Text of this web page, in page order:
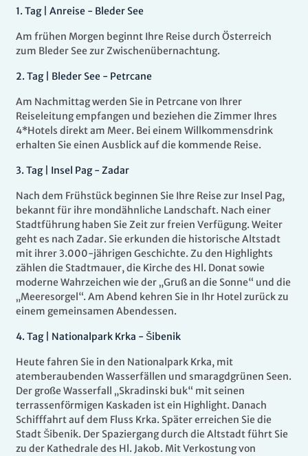
1. Tag | Anreise - Bleder See
Am frühen Morgen beginnt Ihre Reise durch Österreich
zum Bleder See zur Zwischenübernachtung.
2. Tag | Bleder See - Petrcane
Am Nachmittag werden Sie in Petrcane von Ihrer
Reiseleitung empfangen und beziehen die Zimmer Ihres
4*Hotels direkt am Meer. Bei einem Willkommensdrink
erhalten Sie einen Ausblick auf die kommende Reise.
3. Tag | Insel Pag - Zadar
Nach dem Frühstück beginnen Sie Ihre Reise zur Insel Pag,
bekannt für ihre mondähnliche Landschaft. Nach einer
Stadtführung haben Sie Zeit zur freien Verfügung. Weiter
geht es nach Zadar. Sie erkunden die historische Altstadt
mit ihrer 3.000-jährigen Geschichte. Zu den Highlights
zählen die Stadtmauer, die Kirche des Hl. Donat sowie
moderne Wahrzeichen wie der „Gruß an die Sonne“ und die
„Meeresorgel“. Am Abend kehren Sie in Ihr Hotel zurück zu
einem gemeinsamen Abendessen.
4. Tag | Nationalpark Krka - Šibenik
Heute fahren Sie in den Nationalpark Krka, mit
atemberaubenden Wasserfällen und smaragdgrünen Seen.
Der große Wasserfall „Skradinski buk“ mit seinen
terrassenförmigen Kaskaden ist ein Highlight. Danach
Schifffahrt auf dem Fluss Krka. Später erreichen Sie die
Stadt Šibenik. Der Spaziergang durch die Altstadt führt Sie
zu der Kathedrale des Hl. Jakob. Mit Verkostung von